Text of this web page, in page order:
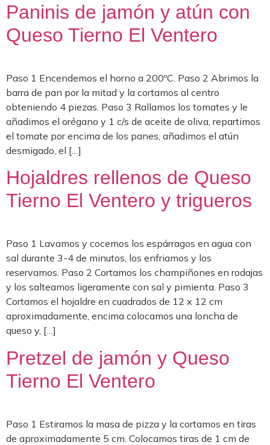
Paninis de jamón y atún con
Queso Tierno El Ventero
Paso 1 Encendemos el horno a 200ºC. Paso 2 Abrimos la
barra de pan por la mitad y la cortamos al centro
obteniendo 4 piezas. Paso 3 Rallamos los tomates y le
añadimos el orégano y 1 c/s de aceite de oliva, repartimos
el tomate por encima de los panes, añadimos el atún
desmigado, el […]
Hojaldres rellenos de Queso
Tierno El Ventero y trigueros
Paso 1 Lavamos y cocemos los espárragos en agua con
sal durante 3-4 de minutos, los enfriamos y los
reservamos. Paso 2 Cortamos los champiñones en rodajas
y los salteamos ligeramente con sal y pimienta. Paso 3
Cortamos el hojaldre en cuadrados de 12 x 12 cm
aproximadamente, encima colocamos una loncha de
queso y, […]
Pretzel de jamón y Queso
Tierno El Ventero
Paso 1 Estiramos la masa de pizza y la cortamos en tiras
de aproximadamente 5 cm. Colocamos tiras de 1 cm de